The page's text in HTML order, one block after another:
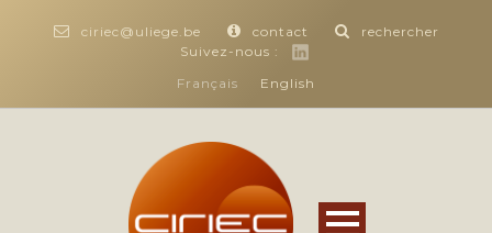
ciriec@uliege.be contact
rechercher
Suivez-nous :
Français
English